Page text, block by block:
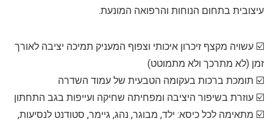
עיצובית בתחום הנוחות והרפואה המונעת.
☑️ עשויה מקצף זיכרון איכותי וצפוף המעניק תמיכה יציבה לאורך
זמן (לא מתרכך ולא מתמוטט)
☑️ תומכת ברכות בעקומה הטבעית של עמוד השדרה
☑️ עוזרת בשיפור היציבה ומפחיתה שחיקה ועייפות בגב התחתון
☑️ מתאימה לכל כיסא: ילד, מבוגר, נהג, גיימר, סטודנט לנסיעות,